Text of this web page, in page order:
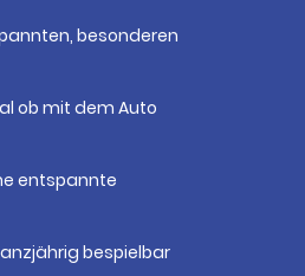
besonderen
ob mit dem Auto
entspannte
bespielbar